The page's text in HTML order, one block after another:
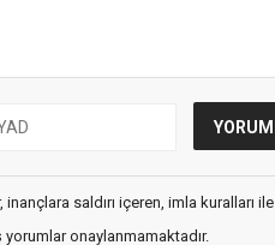
saldırı içeren, imla kuralları ile
yorumlar onaylanmamaktadır.